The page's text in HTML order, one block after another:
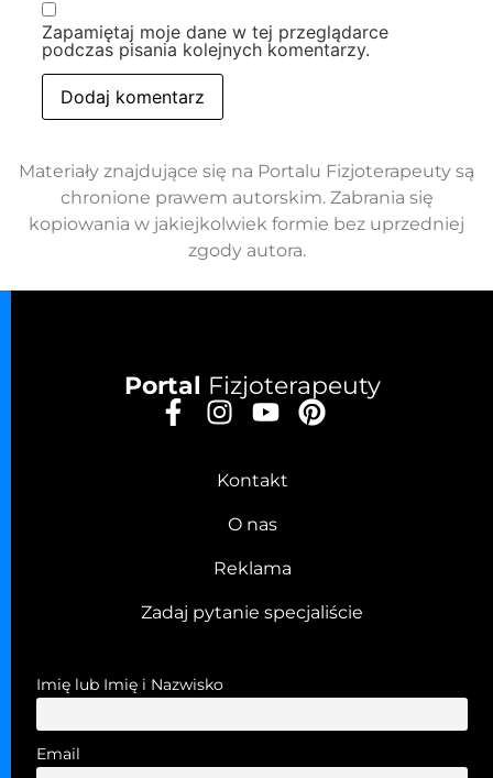
Zapamiętaj moje dane w tej przeglądarce
podczas pisania kolejnych komentarzy.
Materiały znajdujące się na Portalu Fizjoterapeuty są
chronione prawem autorskim. Zabrania się
kopiowania w jakiejkolwiek formie bez uprzedniej
zgody autora.
Portal Fizjoterapeuty
Kontakt
O nas
Reklama
Zadaj pytanie specjaliście
Imię lub Imię i Nazwisko
Email